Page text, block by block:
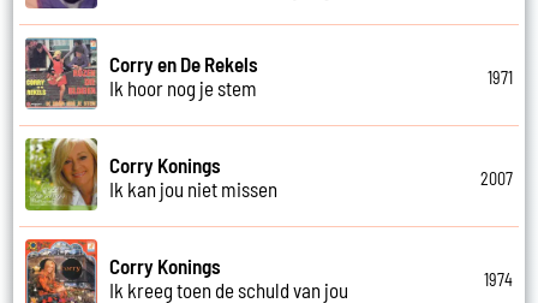
Corry en De Rekels
Ik hoor nog je stem
1971
Corry Konings
Ik kan jou niet missen
2007
Corry Konings
Ik kreeg toen de schuld van jou
1974